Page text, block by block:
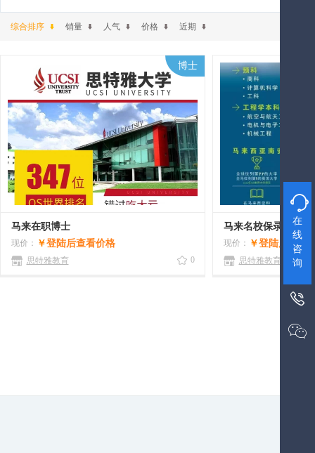
综合排序 销量 人气 价格 近期
博士
马来在职博士
现价： ￥登陆后查看价格
思特雅教育 0
马来名校保录取
现价： ￥登陆后查看
思特雅教育

在
线
咨
询

